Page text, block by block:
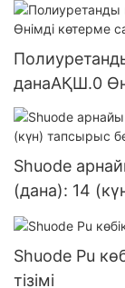
данаАҚШ.0
Shuode
(дана): 14
Shuode Pu
тізімі